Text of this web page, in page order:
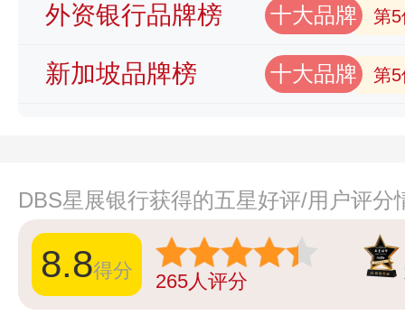
外资银行品牌榜 十大品牌 第5
新加坡品牌榜 十大品牌 第5
DBS星展银行获得的五星好评/用户评分
8.8得分 265人评分